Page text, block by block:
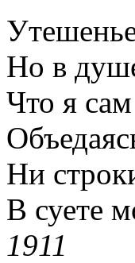
Но в
Что я
Ни
В суете
1911